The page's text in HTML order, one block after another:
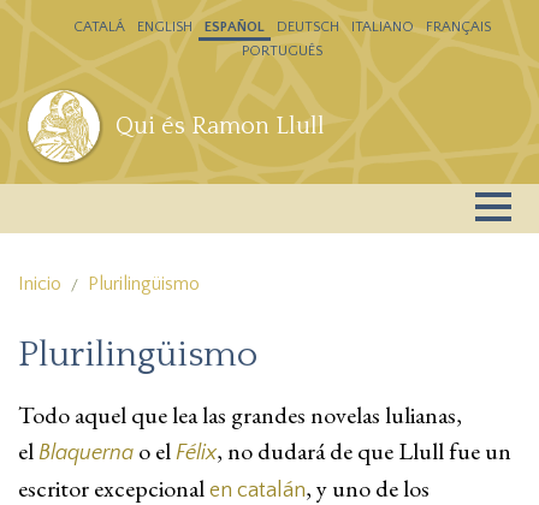
Pasar al contenido principal
Qui és Ramon Llull
CATALÁ ENGLISH ESPAÑOL DEUTSCH ITALIANO
FRANÇAIS
PORTUGUÊS
Inicio Plurilingüismo
Plurilingüismo
Todo aquel que lea las grandes novelas lulianas,
el Blaquerna o el Félix, no dudará de que Llull fue un
escritor excepcional en catalán, y uno de los